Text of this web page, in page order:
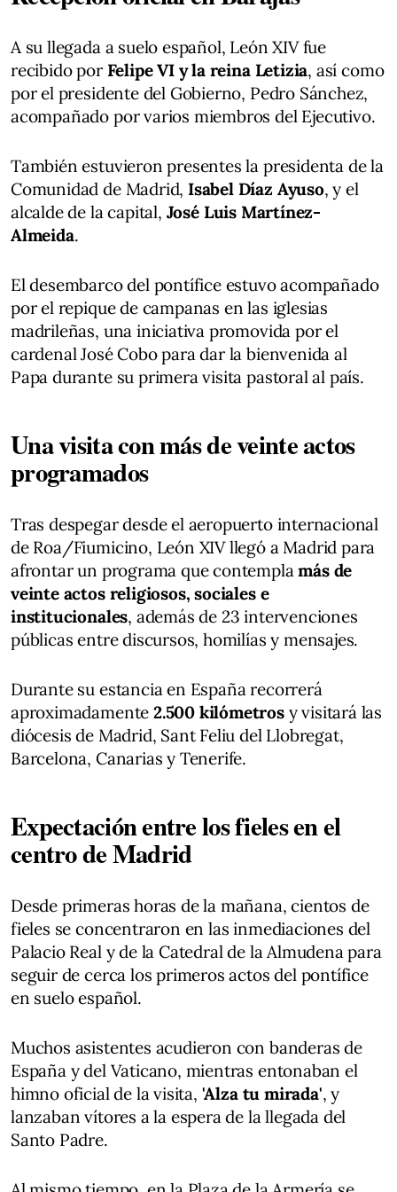
A su llegada a suelo español, León XIV fue
recibido por Felipe VI y la reina Letizia, así como
por el presidente del Gobierno, Pedro Sánchez,
acompañado por varios miembros del Ejecutivo.
También estuvieron presentes la presidenta de la
Comunidad de Madrid, Isabel Díaz Ayuso, y el
alcalde de la capital, José Luis Martínez-
Almeida.
El desembarco del pontífice estuvo acompañado
por el repique de campanas en las iglesias
madrileñas, una iniciativa promovida por el
cardenal José Cobo para dar la bienvenida al
Papa durante su primera visita pastoral al país.
Una visita con más de veinte actos
programados
Tras despegar desde el aeropuerto internacional
de Roa/Fiumicino, León XIV llegó a Madrid para
afrontar un programa que contemplamás de
veinte actos religiosos, sociales e
institucionales, además de 23 intervenciones
públicas entre discursos, homilías y mensajes.
Durante su estancia en España recorrerá
aproximadamente 2.500 kilómetrosy visitará las
diócesis de Madrid, Sant Feliu del Llobregat,
Barcelona, Canarias y Tenerife.
Expectación entre los fieles en el
centro de Madrid
Desde primeras horas de la mañana, cientos de
fieles se concentraron en las inmediaciones del
Palacio Real y de la Catedral de la Almudena para
seguir de cerca los primeros actos del pontífice
en suelo español.
Muchos asistentes acudieron con banderas de
España y del Vaticano, mientras entonaban el
himno oficial de la visita, 'Alza tu mirada', y
lanzaban vítores a la espera de la llegada del
Santo Padre.